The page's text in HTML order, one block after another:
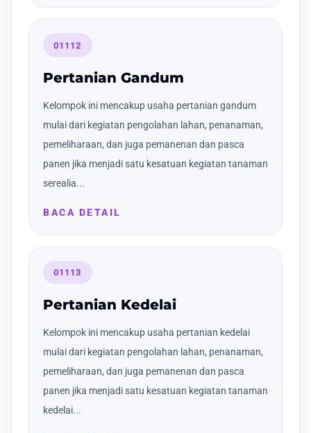
01112
Pertanian Gandum
Kelompok ini mencakup usaha pertanian gandum
mulai dari kegiatan pengolahan lahan, penanaman,
pemeliharaan, dan juga pemanenan dan pasca
panen jika menjadi satu kesatuan kegiatan tanaman
serealia...
BACA DETAIL
01113
Pertanian Kedelai
Kelompok ini mencakup usaha pertanian kedelai
mulai dari kegiatan pengolahan lahan, penanaman,
pemeliharaan, dan juga pemanenan dan pasca
panen jika menjadi satu kesatuan kegiatan tanaman
kedelai...